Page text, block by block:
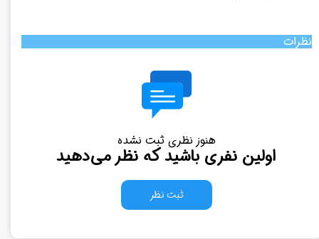
نظرات
هنوز نظری ثبت نشده
اولین نفری باشید که نظر می‌دهید
ثبت نظر